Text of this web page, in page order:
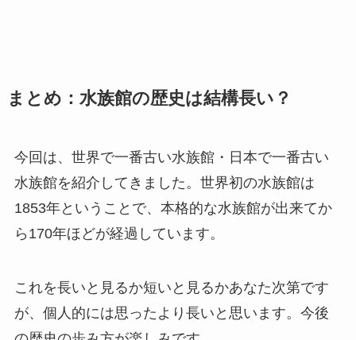
まとめ：水族館の歴史は結構長い？
今回は、世界で一番古い水族館・日本で一番古い
水族館を紹介してきました。世界初の水族館は
1853年ということで、本格的な水族館が出来てか
ら170年ほどが経過しています。
これを長いと見るか短いと見るかあなた次第です
が、個人的には思ったより長いと思います。今後